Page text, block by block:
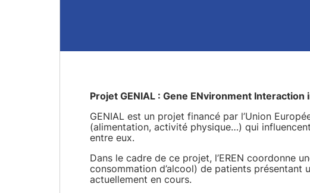
Projet GENIAL : Gene ENvironment
GENIAL est un projet financé par l’Union
(alimentation, activité physique…) qui
entre eux.
Dans le cadre de ce projet, l’EREN coordonne
consommation d’alcool) de patients
actuellement en cours.